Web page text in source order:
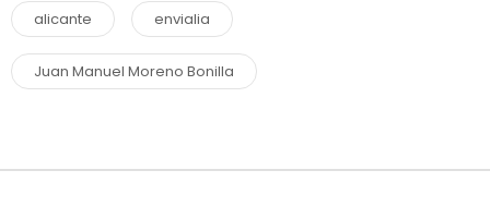
alicante envialia
Juan Manuel Moreno Bonilla